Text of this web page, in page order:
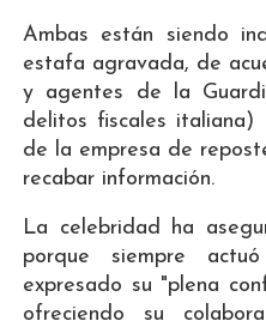
Ambas están siendo
estafa agravada, de
y agentes de la
delitos fiscales italiana)
de la empresa de
recabar información.
La celebridad ha
porque siempre
expresado su "plena
ofreciendo su